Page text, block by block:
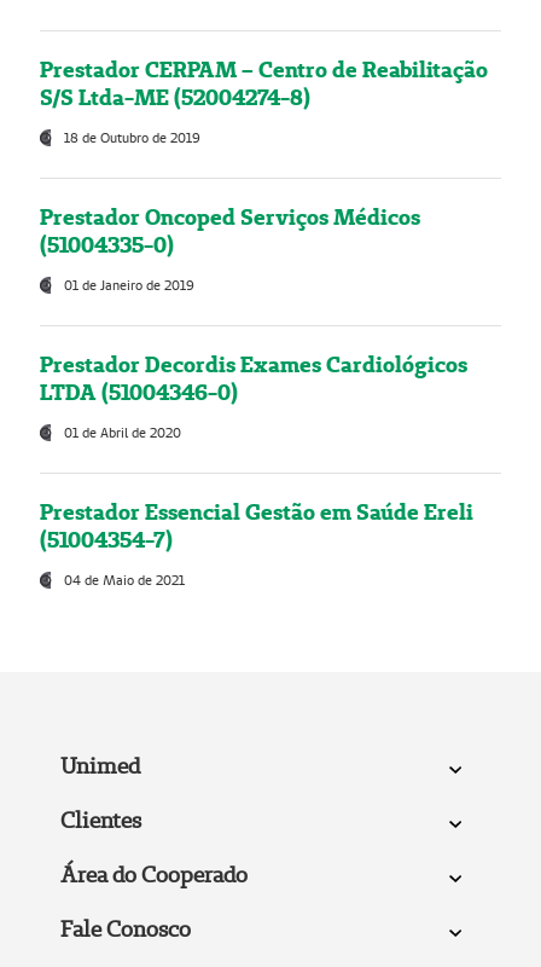
Prestador CERPAM – Centro de Reabilitação
S/S Ltda-ME (52004274-8)
18 de Outubro de 2019
Prestador Oncoped Serviços Médicos
(51004335-0)
01 de Janeiro de 2019
Prestador Decordis Exames Cardiológicos
LTDA (51004346-0)
01 de Abril de 2020
Prestador Essencial Gestão em Saúde Ereli
(51004354-7)
04 de Maio de 2021
Unimed
Clientes
Área do Cooperado
Fale Conosco